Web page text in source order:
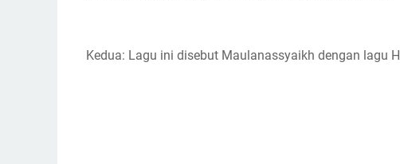
Kedua: Lagu ini disebut Maulanassyaikh dengan lagu